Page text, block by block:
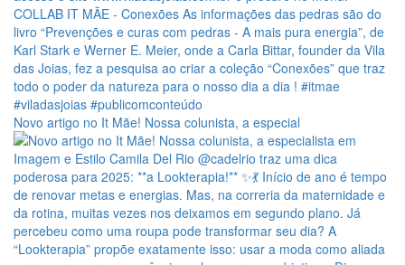
Novo artigo no It Mãe! Nossa colunista, a especial